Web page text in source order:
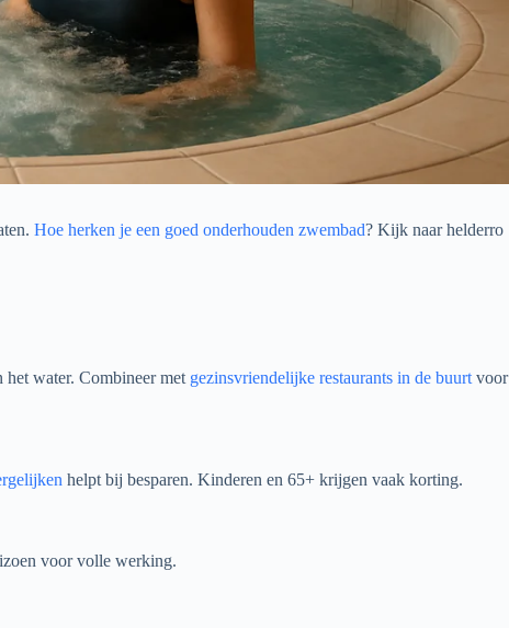
Hoe herken je een goed onderhouden zwembad? Kijk naar helderro
het water. Combineer met gezinsvriendelijke restaurants in de buurt voor
helpt bij besparen. Kinderen en 65+ krijgen vaak korting.
voor volle werking.